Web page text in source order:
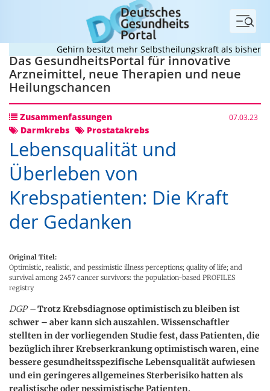
Menü
Gehirn besitzt mehr Selbstheilungskraft als bisher
Das GesundheitsPortal für innovative
Arzneimittel, neue Therapien und neue
Heilungschancen
Zusammenfassungen 07.03.23
Darmkrebs Prostatakrebs
Lebensqualität und
Überleben von
Krebspatienten: Die Kraft
der Gedanken
Original Titel:
Optimistic, realistic, and pessimistic illness perceptions; quality of life; and
survival among 2457 cancer survivors: the population-based PROFILES
registry
DGP –Trotz Krebsdiagnose optimistisch zu bleiben ist
schwer – aber kann sich auszahlen. Wissenschaftler
stellten in der vorliegenden Studie fest, dass Patienten, die
bezüglich ihrer Krebserkrankung optimistisch waren, eine
bessere gesundheitsspezifische Lebensqualität aufwiesen
und ein geringeres allgemeines Sterberisiko hatten als
realistische oder pessimistische Patienten.